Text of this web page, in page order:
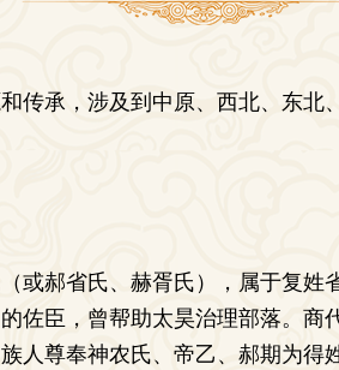
传承，涉及到中原、西北、东
或郝省氏、赫胥氏），属于复
佐臣，曾帮助太昊治理部落。
人尊奉神农氏、帝乙、郝期为得